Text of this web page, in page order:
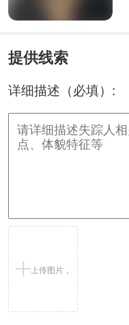
提供线索
详细描述（必填）:
上传图片，